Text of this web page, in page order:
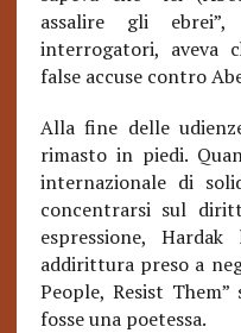
assalire gli
interrogatori, aveva
false accuse contro
Alla fine delle
rimasto in piedi.
internazionale di
concentrarsi sul
espressione,
addirittura preso a
People, Resist
fosse una poetessa.